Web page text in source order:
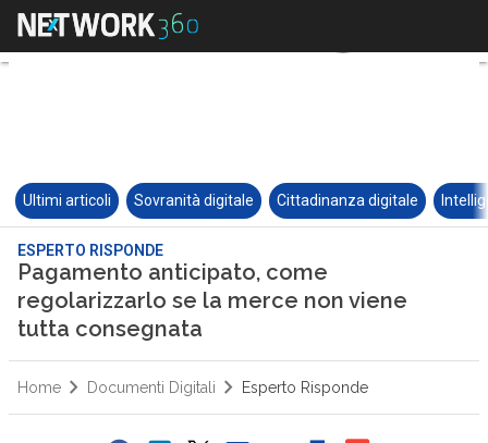
Ultimi articoli Sovranità digitale Cittadinanza digitale
ESPERTO RISPONDE
Pagamento anticipato, come
regolarizzarlo se la merce non viene
tutta consegnata
Home Documenti Digitali Esperto Risponde